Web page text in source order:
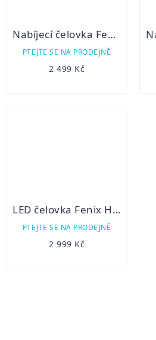
Nabíjecí čelovka Fenix HM65R
PTEJTE SE NA PRODEJNĚ
2 499 Kč
LED čelovka Fenix HP16R
PTEJTE SE NA PRODEJNĚ
2 999 Kč